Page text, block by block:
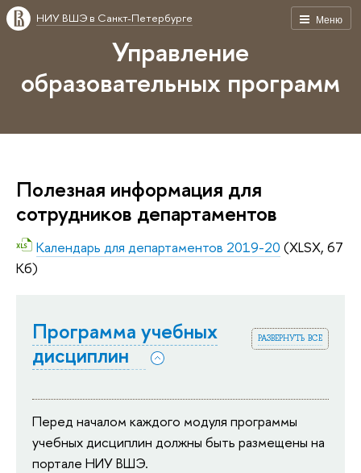
Меню
НИУ ВШЭ в Санкт-Петербурге
Управление
образовательных программ
Полезная информация для
сотрудников департаментов
Календарь для департаментов 2019-20 (XLSX, 67
Кб)
развернуть все
Программа учебных
дисциплин
Перед началом каждого модуля программы
учебных дисциплин должны быть размещены на
портале НИУ ВШЭ.